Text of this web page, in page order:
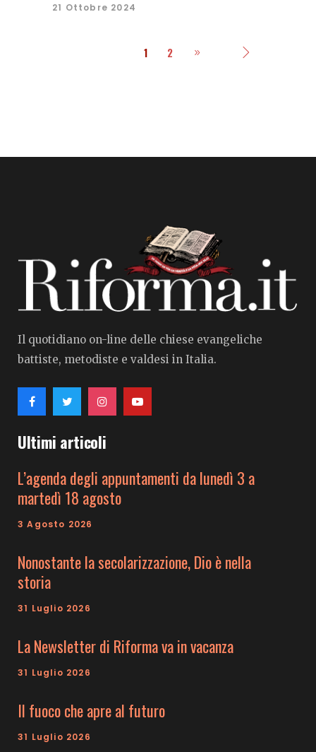
21 Ottobre 2024
1 2
Il quotidiano on-line delle chiese evangeliche
battiste, metodiste e valdesi in Italia.
Ultimi articoli
L’agenda degli appuntamenti da lunedì 3 a
martedì 18 agosto
3 Agosto 2026
Nonostante la secolarizzazione, Dio è nella
storia
31 Luglio 2026
La Newsletter di Riforma va in vacanza
31 Luglio 2026
Il fuoco che apre al futuro
31 Luglio 2026